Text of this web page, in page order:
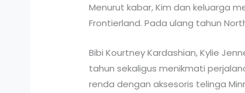
Menurut kabar, Kim dan keluarga
Frontierland. Pada ulang tahun
Bibi Kourtney Kardashian, Kylie
tahun sekaligus menikmati
renda dengan aksesoris telinga